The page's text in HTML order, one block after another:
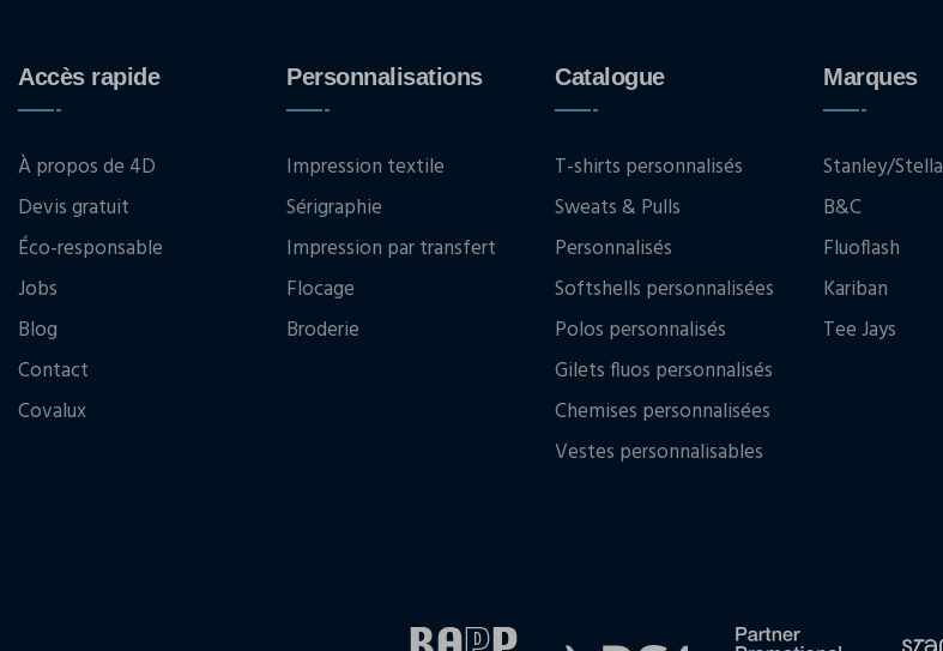
Accès rapide
À propos de 4D
Devis gratuit
Éco-responsable
Jobs
Blog
Contact
Covalux
Personnalisations
Impression textile
Sérigraphie
Impression par transfert
Flocage
Broderie
Catalogue
T-shirts personnalisés
Sweats & Pulls
Personnalisés
Softshells personnalisées
Polos personnalisés
Gilets fluos personnalisés
Chemises personnalisées
Vestes personnalisables
Marques
Stanley/Stella
B&C
Fluoflash
Kariban
Tee Jays